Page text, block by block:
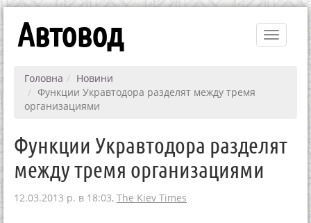
Toggle
Автовод
Головна
Новини
Функции Укравтодора разделят между тремя
организациями
Функции Укравтодора разделят
между тремя организациями
12.03.2013 р. в 18:03, The Kiev Times